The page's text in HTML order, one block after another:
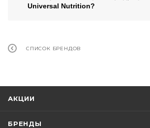
Universal Nutrition?
СПИСОК БРЕНДОВ
АКЦИИ
БРЕНДЫ